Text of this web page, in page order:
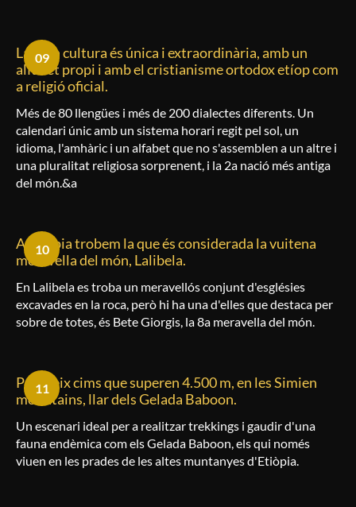
La seva cultura és única i extraordinària, amb un
alfabet propi i amb el cristianisme ortodox etíop com
a religió oficial.
09
Més de 80 llengües i més de 200 dialectes diferents. Un
calendari únic amb un sistema horari regit pel sol, un
idioma, l'amhàric i un alfabet que no s'assemblen a un altre i
una pluralitat religiosa sorprenent, i la 2a nació més antiga
del món.&a
A Etiòpia trobem la que és considerada la vuitena
meravella del món, Lalibela.
10
En Lalibela es troba un meravellós conjunt d'esglésies
excavades en la roca, però hi ha una d'elles que destaca per
sobre de totes, és Bete Giorgis, la 8a meravella del món.
Posseeix cims que superen 4.500 m, en les Simien
mountains, llar dels Gelada Baboon.
11
Un escenari ideal per a realitzar trekkings i gaudir d'una
fauna endèmica com els Gelada Baboon, els qui només
viuen en les prades de les altes muntanyes d'Etiòpia.